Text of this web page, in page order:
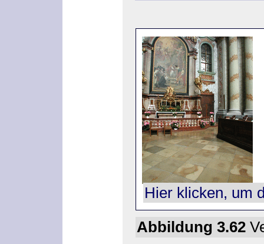
Hier klicken, um
Abbildung 3.62